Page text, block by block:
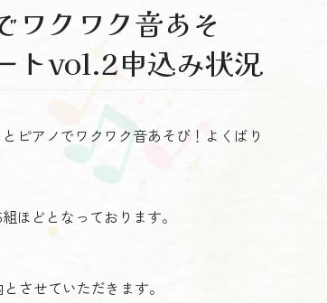
ワクワク音あそ
トvol.2申込み状況
ピアノでワクワク音あそび！よくばり
ほどとなっております。
させていただきます。